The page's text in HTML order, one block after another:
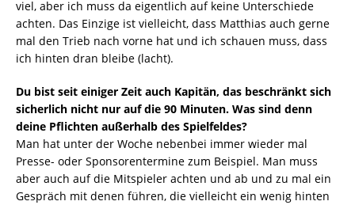
viel, aber ich muss da eigentlich auf keine Unterschiede
achten. Das Einzige ist vielleicht, dass Matthias auch gerne
mal den Trieb nach vorne hat und ich schauen muss, dass
ich hinten dran bleibe (lacht).
Du bist seit einiger Zeit auch Kapitän, das beschränkt sich
sicherlich nicht nur auf die 90 Minuten. Was sind denn
deine Pflichten außerhalb des Spielfeldes?
Man hat unter der Woche nebenbei immer wieder mal
Presse- oder Sponsorentermine zum Beispiel. Man muss
aber auch auf die Mitspieler achten und ab und zu mal ein
Gespräch mit denen führen, die vielleicht ein wenig hinten